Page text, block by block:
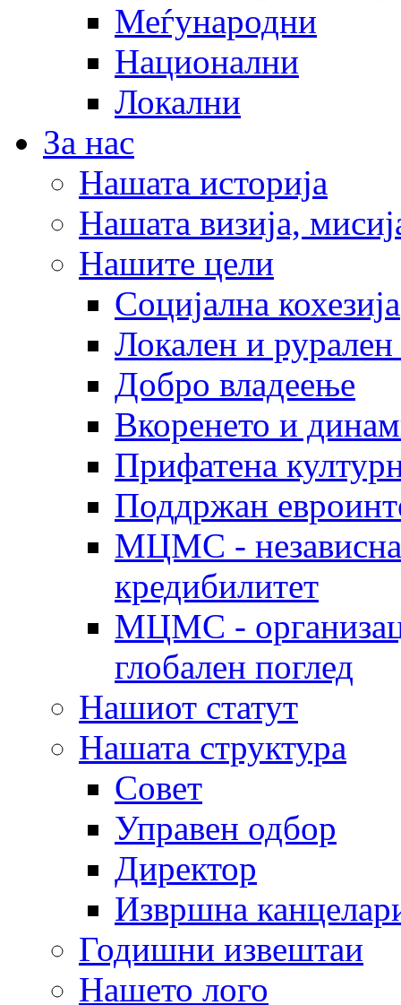
Меѓународни
Национални
Локални
За нас
Нашата историја
Нашата визија,
Нашите цели
Социјална кохезија
Локален и рурален
Добро владеење
Вкоренето и
Прифатена
Поддржан
МЦМС - независна
кредибилитет
МЦМС -
глобален поглед
Нашиот статут
Нашата структура
Совет
Управен одбор
Директор
Извршна
Годишни извештаи
Нашето лого